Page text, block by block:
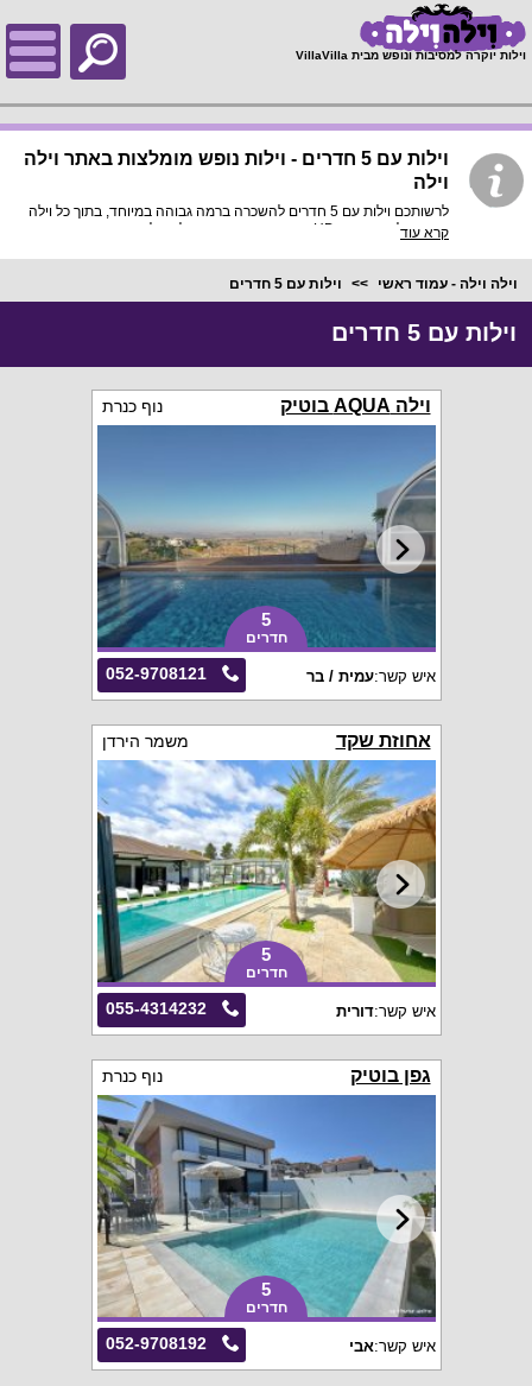
וילות יוקרה למסיבות ונופש מבית VillaVilla
וילות עם 5 חדרים - וילות נופש מומלצות באתר וילה
וילה
לרשותכם וילות עם 5 חדרים להשכרה ברמה גבוהה במיוחד, בתוך כל וילה
פירוט מלא, תמונות HD והכי חשוב התאמה מלאה לסמארטפונים
קרא עוד
וילה וילה - עמוד ראשי וילות עם 5 חדרים
וילות עם 5 חדרים
וילה AQUA בוטיק נוף כנרת
5
חדרים
052-9708121 איש קשר:עמית / בר
אחוזת שקד משמר הירדן
5
חדרים
055-4314232 איש קשר:דורית
גפן בוטיק נוף כנרת
5
חדרים
052-9708192 איש קשר:אבי